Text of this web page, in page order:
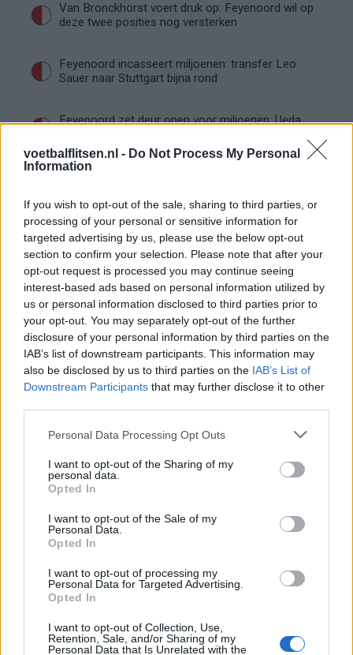
voetbalflitsen.nl - Do Not Process My Personal
Information
If you wish to opt-out of the sale, sharing to third parties, or
processing of your personal or sensitive information for
targeted advertising by us, please use the below opt-out
section to confirm your selection. Please note that after your
opt-out request is processed you may continue seeing
interest-based ads based on personal information utilized by
us or personal information disclosed to third parties prior to
your opt-out. You may separately opt-out of the further
disclosure of your personal information by third parties on the
IAB’s list of downstream participants. This information may
also be disclosed by us to third parties on the IAB’s List of
Downstream Participants that may further disclose it to other
Personal Data Processing Opt Outs
I want to opt-out of the Sharing of my
personal data.
Opted In
I want to opt-out of the Sale of my
Personal Data.
Opted In
I want to opt-out of processing my
Personal Data for Targeted Advertising.
Opted In
I want to opt-out of Collection, Use,
Retention, Sale, and/or Sharing of my
Personal Data that Is Unrelated with the
Van Bronckhorst voert druk op: Feyenoord wil op
deze twee posities nog versterken
Feyenoord incasseert miljoenen: transfer Leo
Sauer naar Stuttgart bijna rond
Feyenoord zet deur open voor miljoenen: Ueda
Shaqueel van Persie ontkracht geruchten over
keuze voor Marokko
Brengt Sporting Portugal Feyenoord in de
problemen rond Hadj Moussa?
Van droomtransfer tot contractontbinding: het
Feyenoord-verhaal van Calvin Stengs
openhartig over Robin van Persie
bod op Gjivai Zechiël?
Been blikt terug op historische afstraffing: "Die
schaamte voel ik nog altijd"
Calvin Stengs opnieuw vader: bijzonder nieuws in
onzekere transferzomer
Zoë Livay raakt draad kwijt tijdens open dag
Feyenoord na storing met autocue